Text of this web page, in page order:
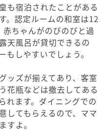
も宿泊されたことがある
。認定ルームの和室は12
ちゃんがのびのびと過
天風呂が貸切できるの
もしやすいでしょう。
ッズが揃えてあり、客室
花瓶などは撤去してある
れます。ダイニングでの
してもらえるので、ママ
すよ。